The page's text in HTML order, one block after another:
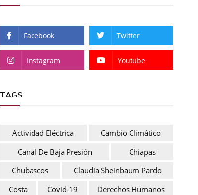
Facebook Twitter
Instagram Youtube
TAGS
Actividad Eléctrica
Cambio Climático
Canal De Baja Presión
Chiapas
Chubascos
Claudia Sheinbaum Pardo
Costa
Covid-19
Derechos Humanos